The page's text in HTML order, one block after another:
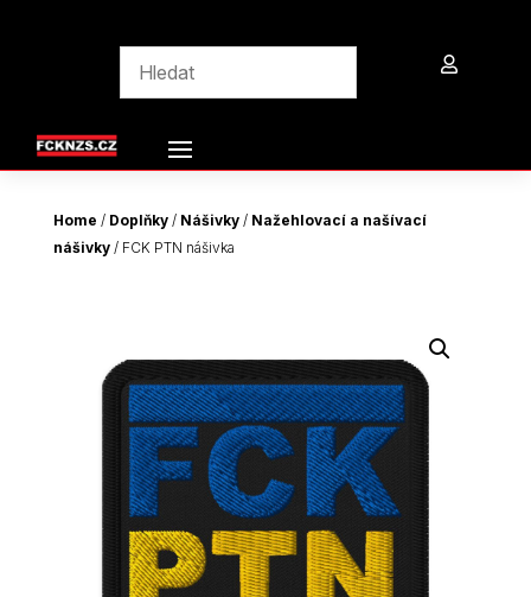

Home / Doplňky/ Nášivky/ Nažehlovací a našívací
nášivky/ FCK PTN nášivka